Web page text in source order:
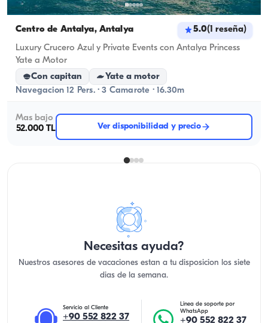
Centro de Antalya, Antalya 5.0(1 reseña)
Luxury Crucero Azul y Private Events con Antalya Princess
Yate a Motor
Con capitan
Yate a motor
Navegacion 12 Pers. · 3 Camarote · 16.30m
Mas bajo
52.000 TL
Ver disponibilidad y precio
Necesitas ayuda?
Nuestros asesores de vacaciones estan a tu disposicion los siete
dias de la semana.
Servicio al Cliente
+90 552 822 37
Linea de soporte por
WhatsApp
+90 552 822 37